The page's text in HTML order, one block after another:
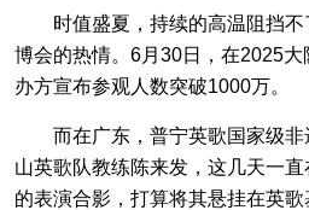
时值盛夏，持续的高温阻挡不
博会的热情。6月30日，在2025
办方宣布参观人数突破1000万。
而在广东，普宁英歌国家级非
山英歌队教练陈来发，这几天一
的表演合影，打算将其悬挂在英